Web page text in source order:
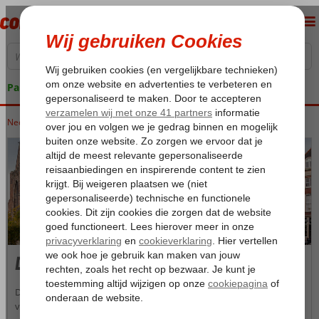
Pakketgarantie
Home
Nederland Zuid-Holland Dordrecht
Dordrecht
De provincie Zuid-Holland is zeer veelzijdig en heeft als
vakantiebestemming veel te bieden. Een mooie plek om je vakantie